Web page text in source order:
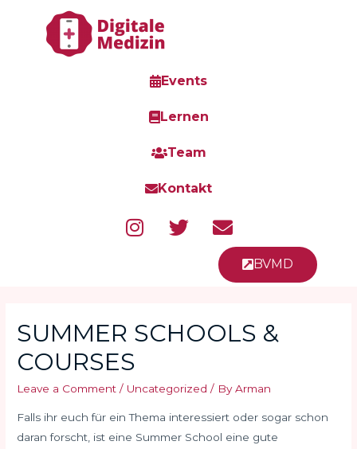
Events
Lernen
Team
Kontakt
BVMD
SUMMER SCHOOLS &
COURSES
Leave a Comment / Uncategorized / ByArman
Falls ihr euch für ein Thema interessiert oder sogar schon
daran forscht, ist eine Summer School eine gute